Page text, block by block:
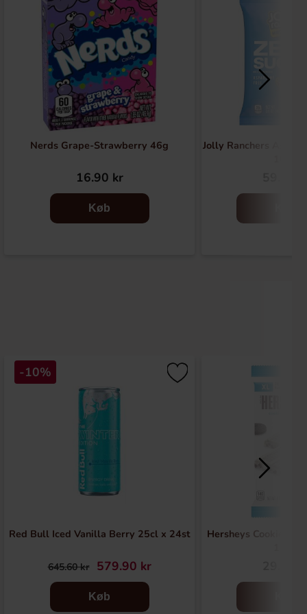
Nerds Grape-Strawberry 46g
16.90 kr
Køb
Jolly Ranchers
-10%
Red Bull Iced Vanilla Berry 25cl x 24st
645.60 kr 579.90 kr
Køb
Hersheys Cookies n